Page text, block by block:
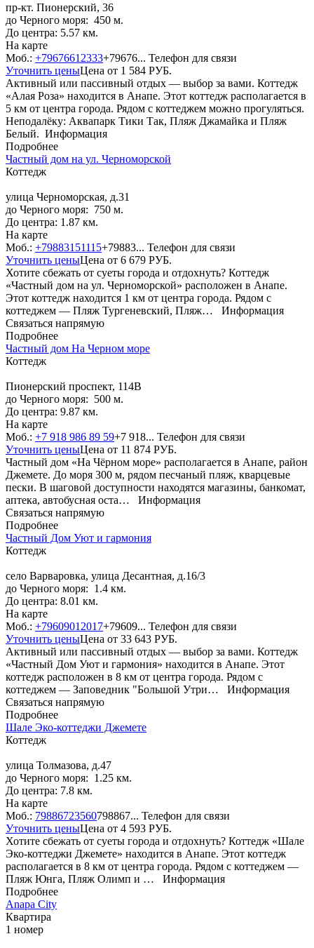
пр-кт. Пионерский, 36
до Черного моря: 450 м.
До центра: 5.57 км.
На карте
Моб.: +79676612333+79676... Телефон для связи
Уточнить ценыЦена от 1 584 РУБ.
Активный или пассивный отдых — выбор за вами. Коттедж
«Алая Роза» находится в Анапе. Этот коттедж располагается в
5 км от центра города. Рядом с коттеджем можно прогуляться.
Неподалёку: Аквапарк Тики Так, Пляж Джамайка и Пляж
Белый. Информация
Подробнее
Частный дом на ул. Черноморской
Коттедж
улица Черноморская, д.31
до Черного моря: 750 м.
До центра: 1.87 км.
На карте
Моб.: +79883151115+79883... Телефон для связи
Уточнить ценыЦена от 6 679 РУБ.
Хотите сбежать от суеты города и отдохнуть? Коттедж
«Частный дом на ул. Черноморской» расположен в Анапе.
Этот коттедж находится 1 км от центра города. Рядом с
коттеджем — Пляж Тургеневский, Пляж… Информация
Связаться напрямую
Подробнее
Частный дом На Черном море
Коттедж
Пионерский проспект, 114В
до Черного моря: 500 м.
До центра: 9.87 км.
На карте
Моб.: +7 918 986 89 59+7 918... Телефон для связи
Уточнить ценыЦена от 11 874 РУБ.
Частный дом «На Чёрном море» располагается в Анапе, район
Джемете. До моря 300 м, рядом песчаный пляж, кварцевые
пески. В шаговой доступности находятся магазины, банкомат,
аптека, автобусная оста… Информация
Связаться напрямую
Подробнее
Частный Дом Уют и гармония
Коттедж
село Варваровка, улица Десантная, д.16/3
до Черного моря: 1.4 км.
До центра: 8.01 км.
На карте
Моб.: +79609012017+79609... Телефон для связи
Уточнить ценыЦена от 33 643 РУБ.
Активный или пассивный отдых — выбор за вами. Коттедж
«Частный Дом Уют и гармония» находится в Анапе. Этот
коттедж расположен в 8 км от центра города. Рядом с
коттеджем — Заповедник "Большой Утри… Информация
Связаться напрямую
Подробнее
Шале Эко-коттеджи Джемете
Коттедж
улица Толмазова, д.47
до Черного моря: 1.25 км.
До центра: 7.8 км.
На карте
Моб.: 79886723560798867... Телефон для связи
Уточнить ценыЦена от 4 593 РУБ.
Хотите сбежать от суеты города и отдохнуть? Коттедж «Шале
Эко-коттеджи Джемете» находится в Анапе. Этот коттедж
располагается в 8 км от центра города. Рядом с коттеджем —
Пляж Юнга, Пляж Олимп и … Информация
Подробнее
Anapa City
Квартира
1 номер